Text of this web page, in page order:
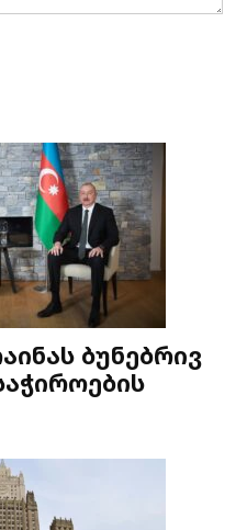
ბუნებრივ